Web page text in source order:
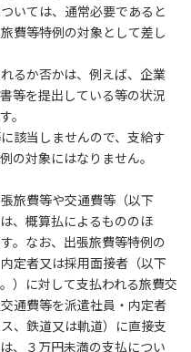
いては、通常必要であると
費等特例の対象として差し
るか否かは、例えば、企業
等を提出している等の状況
。
該当しませんので、支給す
の対象にはなりません。
旅費等や交通費等（以下
、概算払によるもののほ
。なお、出張旅費等特例の
定者又は採用面接者（以下
）に対して支払われる旅費交
通費等を派遣社員・内定者
、鉄道又は軌道）に直接支
、３万円未満の支払につい